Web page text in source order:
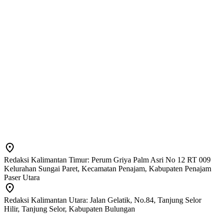
Redaksi Kalimantan Timur: Perum Griya Palm Asri No 12 RT 009
Kelurahan Sungai Paret, Kecamatan Penajam, Kabupaten Penajam
Paser Utara
Redaksi Kalimantan Utara: Jalan Gelatik, No.84, Tanjung Selor
Hilir, Tanjung Selor, Kabupaten Bulungan